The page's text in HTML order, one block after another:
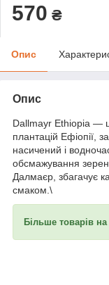
570 ₴
Опис
Опис
Dallmayr Ethiopia —
плантацій Ефіопії,
насичений і
обсмажування
Далмаєр, збагачує
смаком.\
Більше товарів на